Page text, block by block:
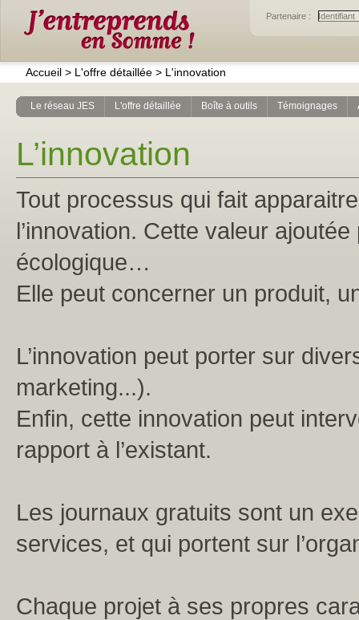
Partenaire :
Accueil > L'offre détaillée > L'innovation
Le réseau JES L'offre détaillée Boîte à outils Témoignages
L’innovation
Tout processus qui fait
l’innovation. Cette valeur
écologique…
Elle peut concerner un produit,
L’innovation peut porter sur
marketing...).
Enfin, cette innovation peut
rapport à l’existant.
Les journaux gratuits sont un
services, et qui portent sur
Chaque projet à ses propres